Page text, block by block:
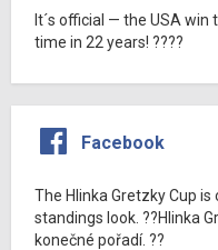
It´s official — the USA
time in 22 years! ????
Facebook
The Hlinka Gretzky Cup is
standings look. ??Hlinka
konečné pořadí. ??